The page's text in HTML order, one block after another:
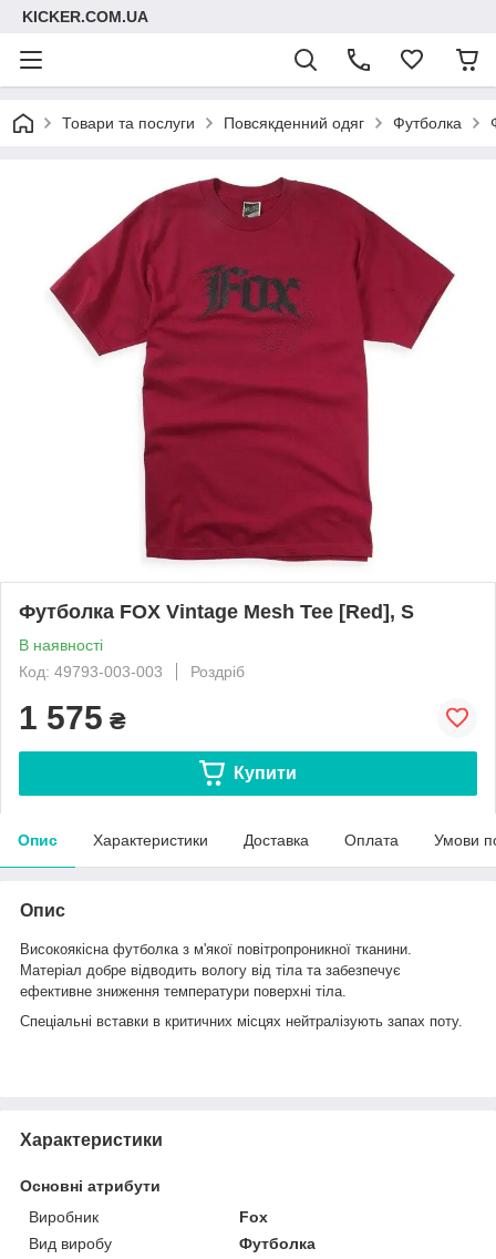
KICKER.COM.UA
Товари та послуги Повсякденний одяг Футболка
Футболка FOX Vintage Mesh Tee [Red], S
В наявності
Код: 49793-003-003
Роздріб
1 575 ₴
Купити
Опис Характеристики Доставка Оплата Умови
Опис
Високоякісна футболка з м'якої повітропроникної тканини.
Матеріал добре відводить вологу від тіла та забезпечує
ефективне зниження температури поверхні тіла.
Спеціальні вставки в критичних місцях нейтралізують запах поту.
Характеристики
Основні атрибути
Виробник
Fox
Вид виробу
Футболка